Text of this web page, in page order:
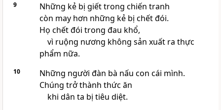
9
Những kẻ bị giết trong chiến tranh
còn may hơn những kẻ bị chết đói.
Họ chết đói trong đau khổ,
vì ruộng nương không sản xuất ra thực
phẩm nữa.
10
Những người đàn bà nấu con cái mình.
Chúng trở thành thức ăn
khi dân ta bị tiêu diệt.